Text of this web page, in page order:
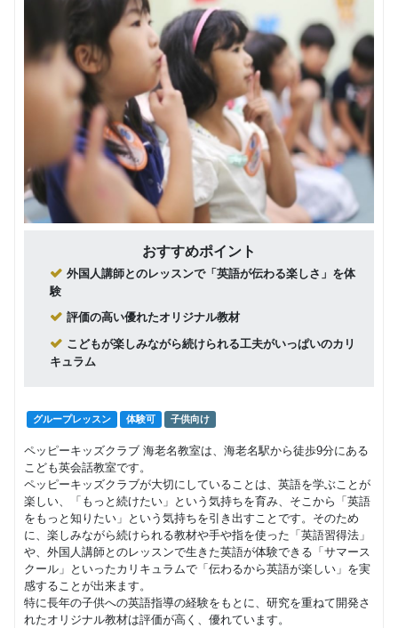
おすすめポイント
外国人講師とのレッスンで「英語が伝わる楽しさ」を体
験
評価の高い優れたオリジナル教材
こどもが楽しみながら続けられる工夫がいっぱいのカリ
キュラム
グループレッスン 体験可 子供向け
ペッピーキッズクラブ 海老名教室は、海老名駅から徒歩9分にある
こども英会話教室です。
ペッピーキッズクラブが大切にしていることは、英語を学ぶことが
楽しい、「もっと続けたい」という気持ちを育み、そこから「英語
をもっと知りたい」という気持ちを引き出すことです。そのため
に、楽しみながら続けられる教材や手や指を使った「英語習得法」
や、外国人講師とのレッスンで生きた英語が体験できる「サマース
クール」といったカリキュラムで「伝わるから英語が楽しい」を実
感することが出来ます。
特に長年の子供への英語指導の経験をもとに、研究を重ねて開発さ
れたオリジナル教材は評価が高く、優れています。